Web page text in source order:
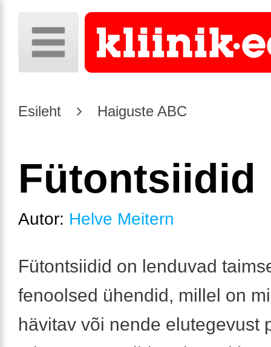
Esileht Haiguste ABC
Fütontsiidid
Autor: Helve Meitern
Fütontsiidid on lenduvad
fenoolsed ühendid, millel on
hävitav või nende elutegevust